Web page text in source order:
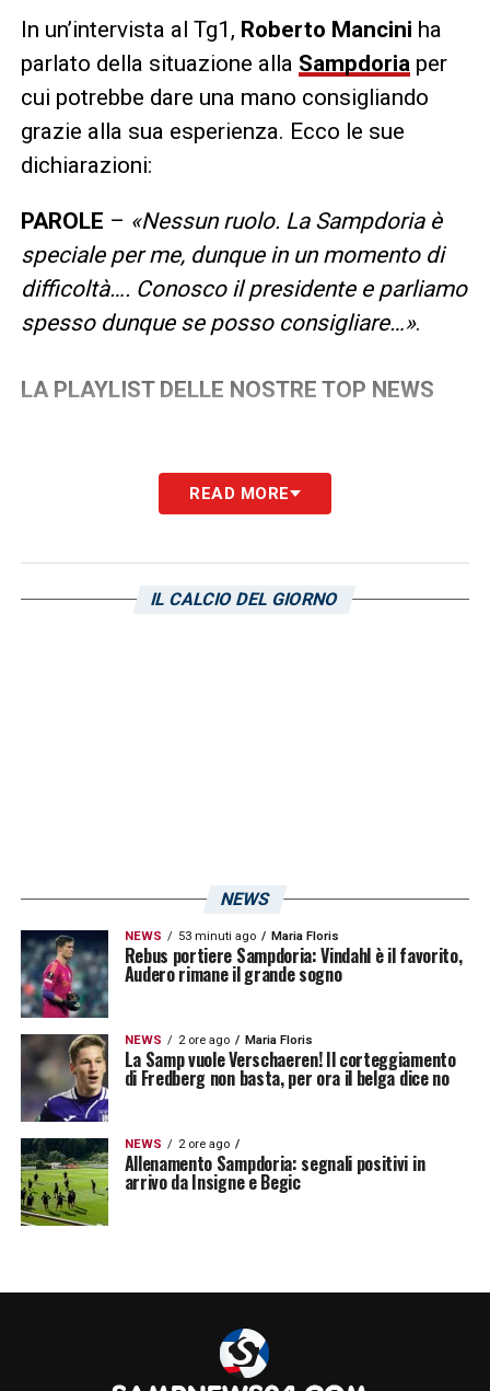
In un’intervista al Tg1, Roberto Mancini ha
parlato della situazione alla Sampdoriaper
cui potrebbe dare una mano consigliando
grazie alla sua esperienza. Ecco le sue
dichiarazioni:
PAROLE – «Nessun ruolo. La Sampdoria è
speciale per me, dunque in un momento di
difficoltà…. Conosco il presidente e parliamo
spesso dunque se posso consigliare…».
LA PLAYLIST DELLE NOSTRE TOP NEWS
READ MORE
IL CALCIO DEL GIORNO
NEWS
NEWS 53 minuti ago Maria Floris
Rebus portiere Sampdoria: Vindahl è il favorito,
Audero rimane il grande sogno
NEWS 2 ore ago Maria Floris
La Samp vuole Verschaeren! Il corteggiamento
di Fredberg non basta, per ora il belga dice no
NEWS 2 ore ago
Allenamento Sampdoria: segnali positivi in
arrivo da Insigne e Begic